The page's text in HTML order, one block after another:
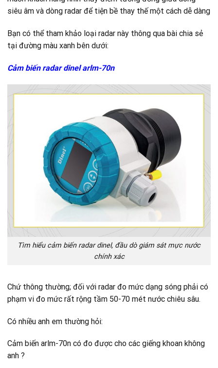
siêu âm và dòng radar để tiện bề thay thế một cách dễ dàng
Bạn có thể tham khảo loại radar này thông qua bài chia sẻ
tại đường màu xanh bên dưới:
Cảm biến radar dinel arlm-70n
Tìm hiểu cảm biến radar dinel, đầu dò giám sát mực nước
chính xác
Chứ thông thường; đối với radar đo mức dạng sóng phải có
phạm vi đo mức rất rộng tầm 50-70 mét nước chiêu sâu.
Có nhiều anh em thường hỏi:
Cảm biến arlm-70n có đo được cho các giếng khoan không
anh ?